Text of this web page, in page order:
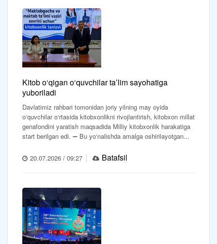
Kitob o‘qigan o‘quvchilar ta’lim sayohatiga
yuboriladi
Davlatimiz rahbari tomonidan joriy yilning may oyida
o‘quvchilar o‘rtasida kitobxonlikni rivojlantirish, kitobxon millat
genafondini yaratish maqsadida Milliy kitobxonlik harakatiga
start berilgan edi. ➖ Bu yo‘nalishda amalga oshirilayotgan...
20.07.2026 / 09:27 Batafsil